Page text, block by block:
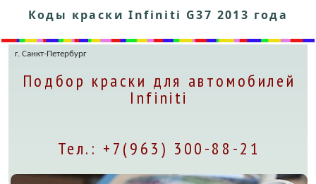
Коды краски Infiniti G37 2013 года
г. Санкт-Петербург
Подбор краски для автомобилей
Infiniti
Тел.: +7(963) 300-88-21